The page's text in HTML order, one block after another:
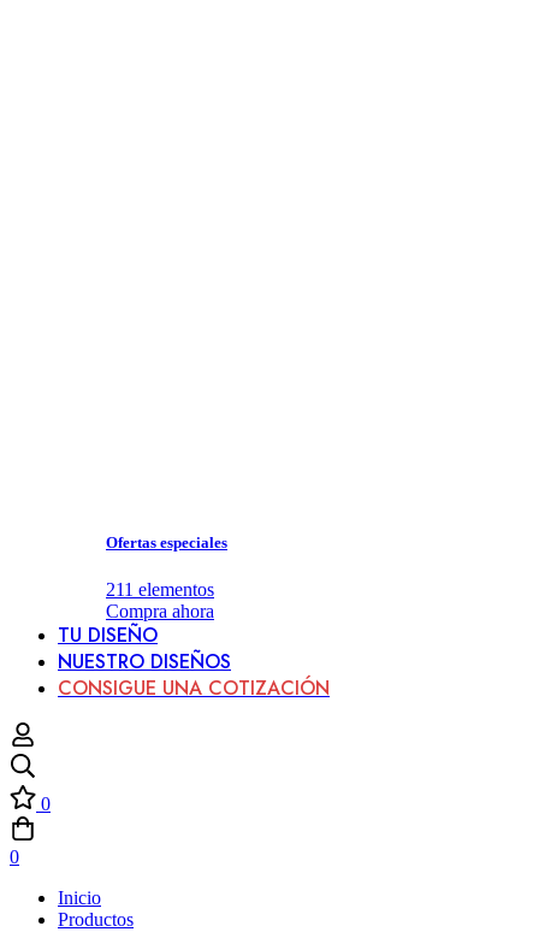
Ofertas especiales
211 elementos
Compra ahora
TU DISEÑO
NUESTRO DISEÑOS
CONSIGUE UNA COTIZACIÓN
0
0
Inicio
Productos